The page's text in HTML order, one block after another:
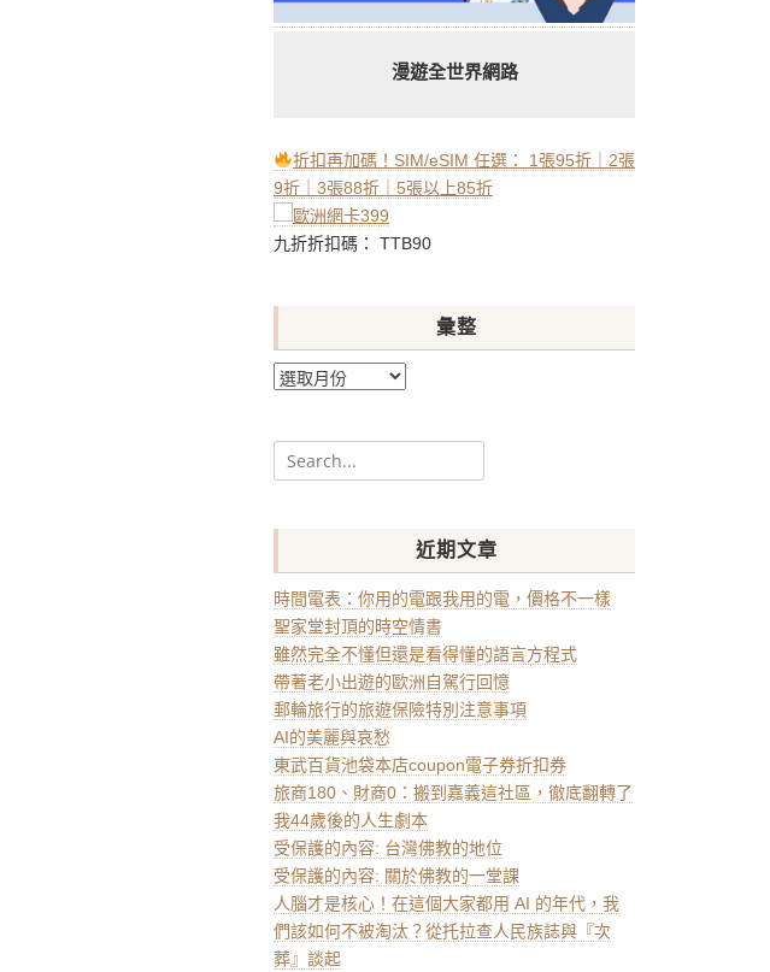
漫遊全世界網路
折扣再加碼！SIM/eSIM 任選： 1張95折｜2張
9折｜3張88折｜5張以上85折
九折折扣碼： TTB90
彙整
彙
Search
for:
近期文章
時間電表：你用的電跟我用的電，價格不一樣
聖家堂封頂的時空情書
雖然完全不懂但還是看得懂的語言方程式
帶著老小出遊的歐洲自駕行回憶
郵輪旅行的旅遊保險特別注意事項
AI的美麗與哀愁
東武百貨池袋本店coupon電子券折扣券
旅商180、財商0：搬到嘉義這社區，徹底翻轉了
我44歲後的人生劇本
受保護的內容: 台灣佛教的地位
受保護的內容: 關於佛教的一堂課
人腦才是核心！在這個大家都用 AI 的年代，我
們該如何不被淘汰？從托拉查人民族誌與『次
葬』談起